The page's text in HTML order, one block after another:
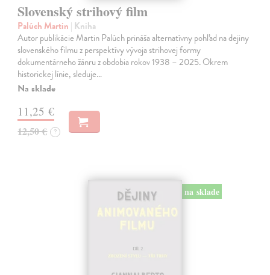
Slovenský strihový film
Palúch Martin | Kniha
Autor publikácie Martin Palúch prináša alternatívny pohľad na dejiny
slovenského filmu z perspektívy vývoja strihovej formy
dokumentárneho žánru z obdobia rokov 1938 – 2025. Okrem
historickej línie, sleduje…
Na sklade
11,25 €
12,50 € ?
na sklade